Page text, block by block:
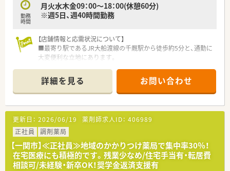
勤務
時間
月火水木金09：00～18：00(休憩60分)
※週5日、週40時間勤務
【店舗情報と応需状況について】
■最寄り駅であるJR大船渡線の千厩駅から徒歩約5分と、通勤に
大変便利な立地にあります。
して40～50枚に対応します。
■薬剤師は常勤2名、事務員4名が在籍しており、互いに協力しな
がら業務を進める体制です。
【募集背景と求める人物像について】
■管理薬剤師の退職に伴い後任候補の募集になります。スキル・
経験を考慮し高年収でのオファーとなります。
■地域に根差し、患者様のために腰を据えて長く勤務していただ
ける方を歓迎いたします。
■会社の方向性や変化に対して柔軟に対応し、チームワークを大
切にできる方を求めています。
詳細を見る お問い合わせ
更新日： 2026/06/19 薬剤師求人ID： 406989
正社員
調剤薬局
【一関市】≪正社員≫地域のかかりつけ薬局で集中率30％！
在宅医療にも積極的です。残業少なめ/住宅手当有・転居費
相談可/未経験・新卒OK！奨学金返済支援有